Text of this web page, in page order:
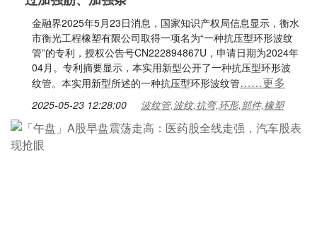
金融界2025年5月23日消息，国家知识产权局信息显示，衡水
市衡光工程橡塑有限公司取得一项名为“一种抗压型环形波纹
管”的专利，授权公告号CN222894867U，申请日期为2024年
04月。专利摘要显示，本实用新型公开了一种抗压型环形波
纹管。本实用新型所述的一种抗压型环形波纹管……更多
2025-05-23 12:28:00 波纹管,波纹,抗弯,环形,部件,橡塑